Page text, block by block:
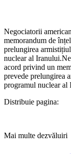
Negociatorii
memorandum de
prelungirea
nuclear al
acord privind un
prevede prelungirea
programul nuclear al
Distribuie pagina:
Mai multe dezvăluiri